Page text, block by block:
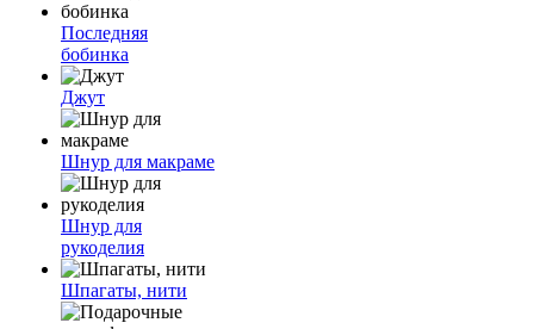
Последняя
бобинка
Джут
Шнур для макраме
Шнур для
рукоделия
Шпагаты, нити